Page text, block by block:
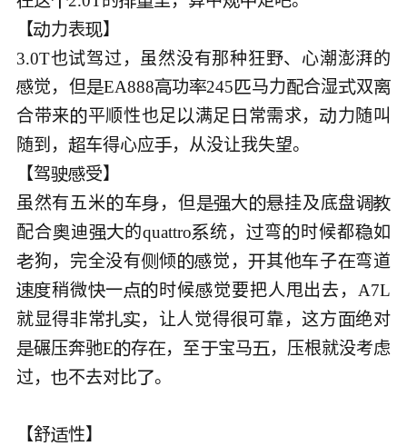
【力表】
3.0T也试驾过，虽然没有那种狂野、心潮澎湃的
觉，但EA888功245 马力合湿双
合带来 平顺性也足 满足  常需求，力随叫
随到， 车得心应，从没让我失望。
【驾受】
虽然有五米 车 ，但 大 挂及底盘
配合迪的quattro统，弯  时候都如
狗，完全没有 倾 觉，其他子弯道
稍微一 时候觉要把人甩出去，A7L
就显得常 ，让人觉得 可靠，这方 绝对
碾压奔驰E存，至宝马，压根就没考虑
过， 不去对比 。
【舒